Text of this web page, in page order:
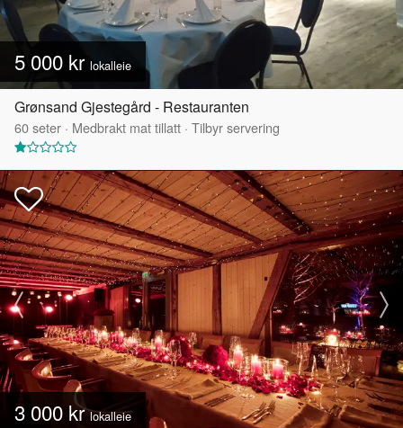
5 000 kr lokalleie
Grønsand Gjestegård - Restauranten
60seter · Medbrakt mat tillatt · Tilbyr servering
3 000 krlokalleie